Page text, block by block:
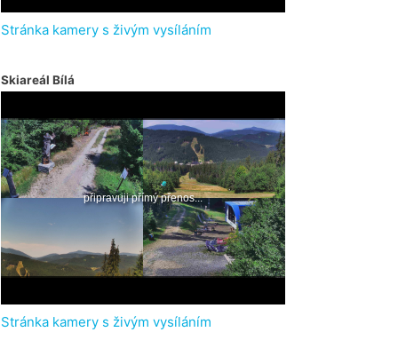
Stránka kamery s živým vysíláním
Skiareál Bílá
Stránka kamery s živým vysíláním